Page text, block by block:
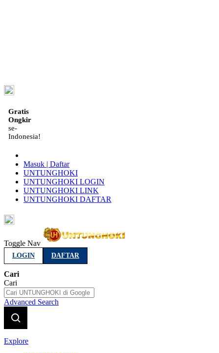
Gratis
Ongkir
se-
Indonesia!
Masuk | Daftar
UNTUNGHOKI
UNTUNGHOKI LOGIN
UNTUNGHOKI LINK
UNTUNGHOKI DAFTAR
Toggle Nav
LOGIN DAFTAR
Cari
Cari
Advanced Search
Explore